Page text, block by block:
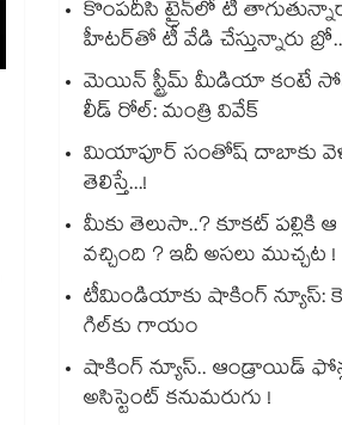
కొంపదీసి ట్రైన్⁬లో టీ
హీటర్⁭⁭తో టీ వేడి చేస్తున్నారు
మెయిన్ స్ట్రీమ్ మీడియా కంటే
లీడ్ రోల్: మంత్రి వివేక్
మియాపూర్ సంతోష్ దాబాకు
తెలిస్తే...!
మీకు తెలుసా..? కూకట్ పల్లికి
వచ్చింది ? ఇదీ అసలు ముచ్చట !
టీమిండియాకు షాకింగ్ న్యూస్:
గిల్‎కు గాయం
షాకింగ్ న్యూస్.. ఆండ్రాయిడ్
అసిస్టెంట్ కనుమరుగు !